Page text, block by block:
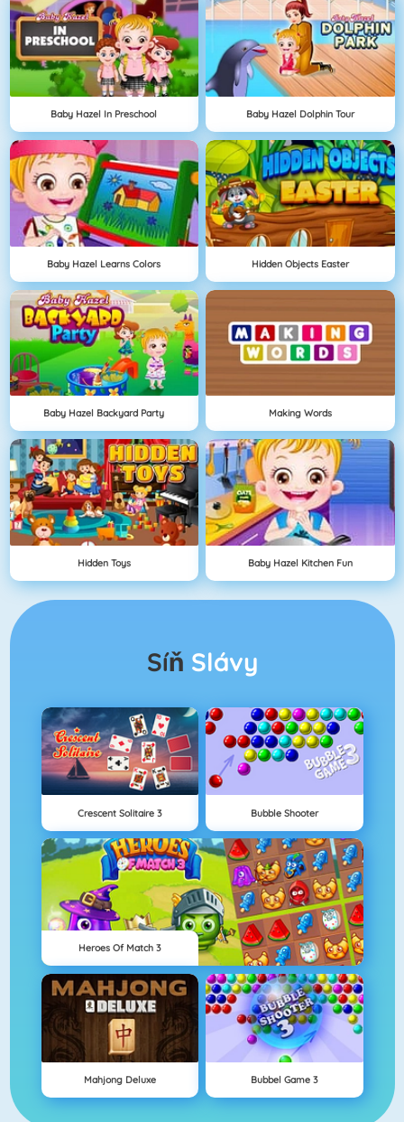
Baby Hazel In Preschool Baby Hazel Dolphin Tour
Baby Hazel Learns Colors Hidden Objects Easter
Baby Hazel Backyard Party Making Words
Hidden Toys Baby Hazel Kitchen Fun
Síň Slávy
Crescent Solitaire 3 Bubble Shooter
Heroes Of Match 3
Mahjong Deluxe Bubbel Game 3